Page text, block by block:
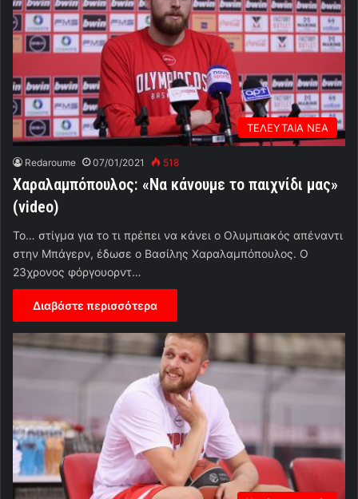
ΤΕΛΕΥΤΑΙΑ ΝΕΑ
Redaroume 07/01/2021 518
Χαραλαμπόπουλος: «Να κάνουμε το παιχνίδι μας»
(video)
Το… στίγμα για το τι πρέπει να κάνει ο Ολυμπιακός απέναντι
στην Μπάγερν, έδωσε ο Βασίλης Χαραλαμπόπουλος. Ο
23χρονος φόργουορντ…
Διαβάστε περισσότερα